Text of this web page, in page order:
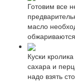
Готовим все
масло
Куски
сахара и
надо взять